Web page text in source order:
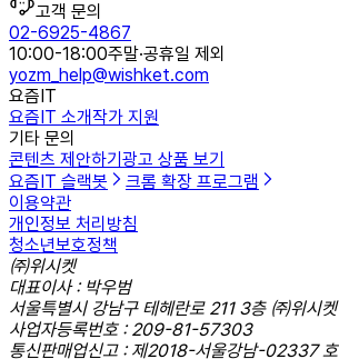
고객 문의
02-6925-4867
10:00-18:00주말·공휴일 제외
yozm_help@wishket.com
요즘IT
요즘IT 소개작가 지원
기타 문의
콘텐츠 제안하기 광고 상품 보기
요즘IT 슬랙봇
크롬 확장 프로그램
이용약관
개인정보 처리방침
청소년보호정책
㈜위시켓
대표이사 : 박우범
서울특별시 강남구 테헤란로 211 3층 ㈜위시켓
사업자등록번호 : 209-81-57303
통신판매업신고 : 제2018-서울강남-02337 호